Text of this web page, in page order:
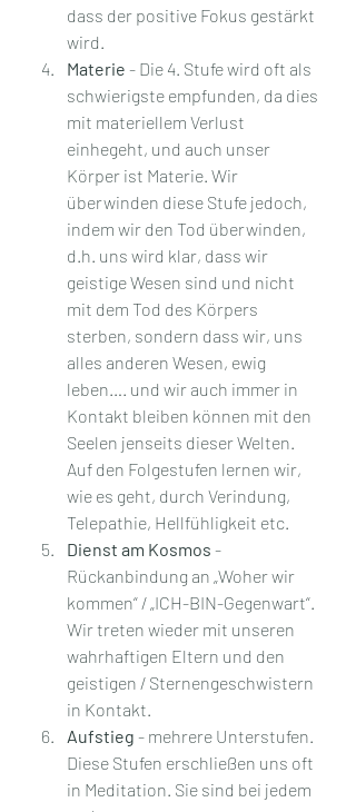
dass der positive Fokus gestärkt
wird.
Materie - Die 4. Stufe wird oft als
schwierigste empfunden, da dies
mit materiellem Verlust
einhegeht, und auch unser
Körper ist Materie. Wir
überwinden diese Stufe jedoch,
indem wir den Tod überwinden,
d.h. uns wird klar, dass wir
geistige Wesen sind und nicht
mit dem Tod des Körpers
sterben, sondern dass wir, uns
alles anderen Wesen, ewig
leben…. und wir auch immer in
Kontakt bleiben können mit den
Seelen jenseits dieser Welten.
Auf den Folgestufen lernen wir,
wie es geht, durch Verindung,
Telepathie, Hellfühligkeit etc.
Dienst am Kosmos -
Rückanbindung an „Woher wir
kommen“ / „ICH-BIN-Gegenwart“.
Wir treten wieder mit unseren
wahrhaftigen Eltern und den
geistigen / Sternengeschwistern
in Kontakt.
Aufstieg - mehrere Unterstufen.
Diese Stufen erschließen uns oft
in Meditation. Sie sind bei jedem